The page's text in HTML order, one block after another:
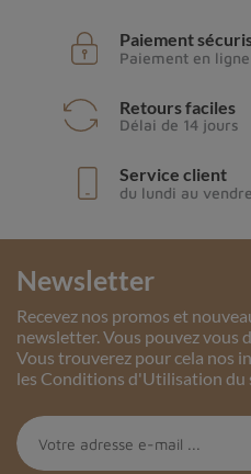
Paiement
Paiement en
Retours faciles
Délai de 14 jours
Service client
du lundi au
Newsletter
Recevez nos promos et
newsletter. Vous pouvez vous
Vous trouverez pour cela nos
les Conditions d'Utilisation du